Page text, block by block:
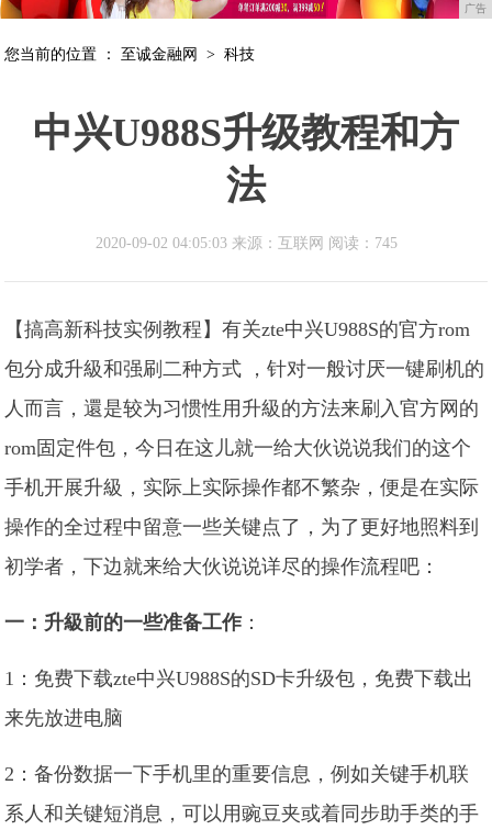
广告
您当前的位置 ： 至诚金融网 >科技
中兴U988S升级教程和方
法
2020-09-02 04:05:03 来源：互联网 阅读：745
【搞高新科技实例教程】有关zte中兴U988S的官方rom
包分成升級和强刷二种方式 ，针对一般讨厌一键刷机的
人而言，還是较为习惯性用升級的方法来刷入官方网的
rom固定件包，今日在这儿就一给大伙说说我们的这个
手机开展升級，实际上实际操作都不繁杂，便是在实际
操作的全过程中留意一些关键点了，为了更好地照料到
初学者，下边就来给大伙说说详尽的操作流程吧：
一：升級前的一些准备工作：
1：免费下载zte中兴U988S的SD卡升级包，免费下载出
来先放进电脑
2：备份数据一下手机里的重要信息，例如关键手机联
系人和关键短消息，可以用豌豆夹或着同步助手类的手